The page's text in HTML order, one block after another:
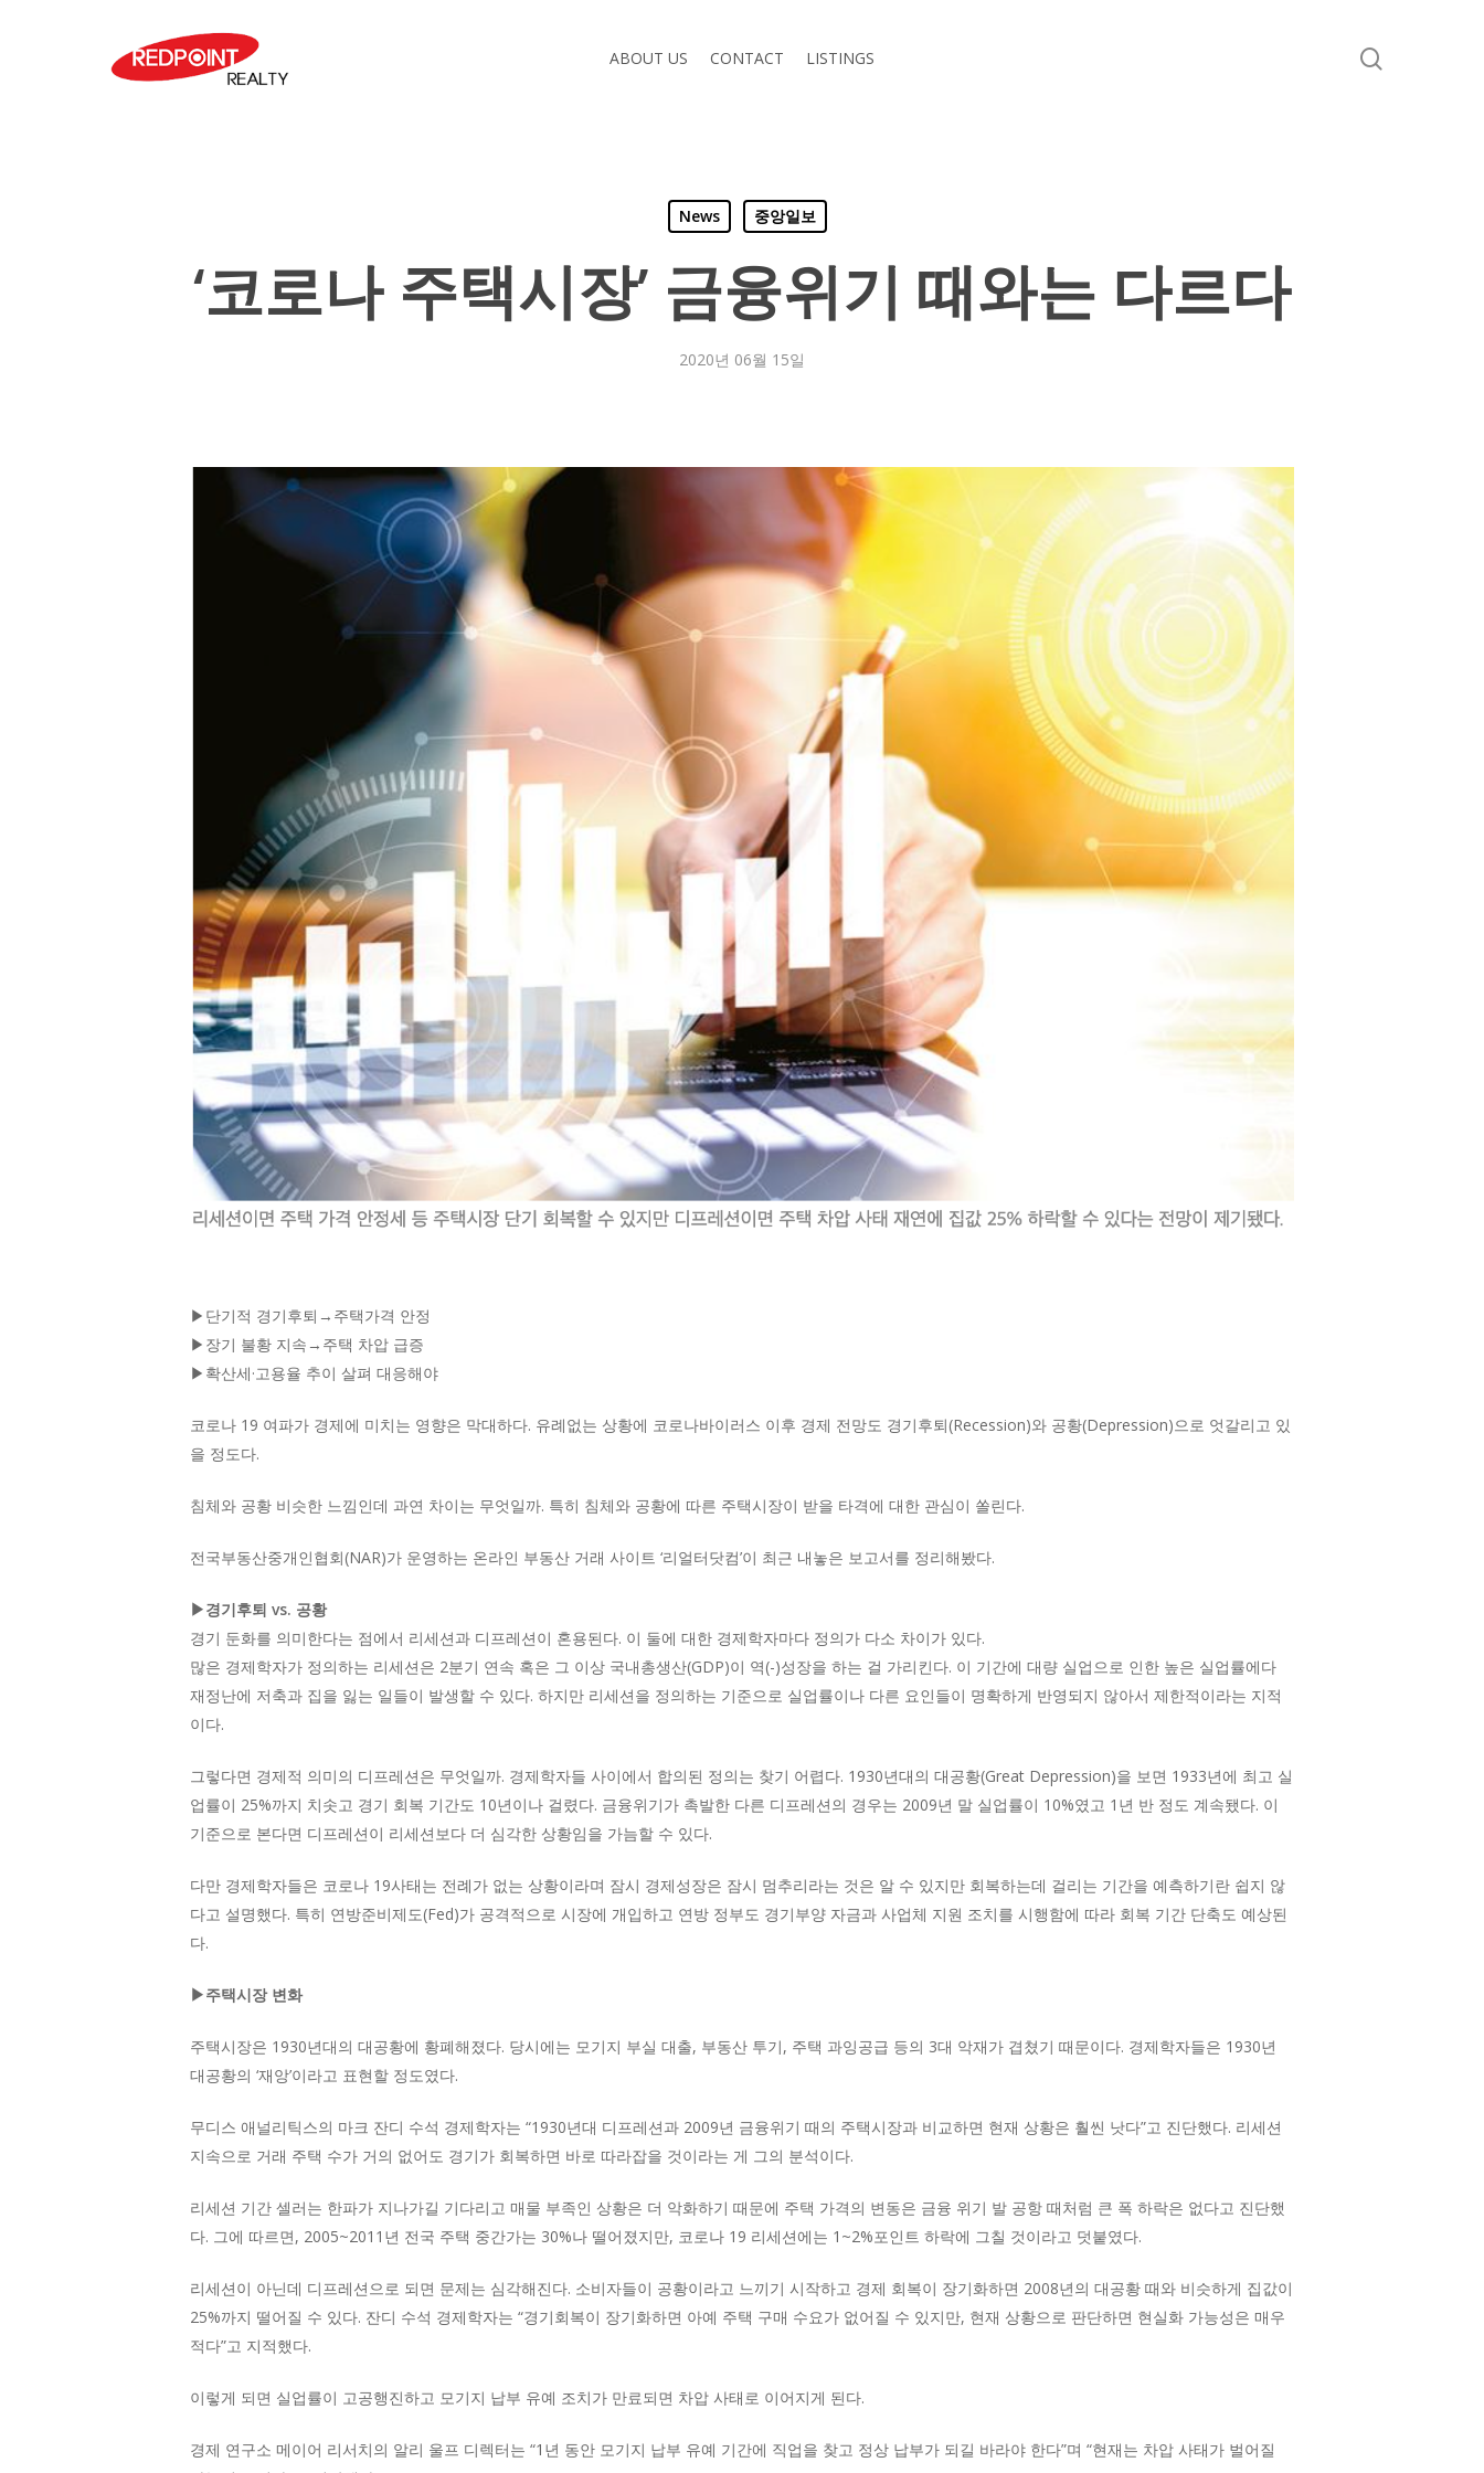
ABOUT US CONTACT LISTINGS
News 중앙일보
‘코로나 주택시장’ 금융위기 때와는 다르다
2020년 06월 15일
▶단기적 경기후퇴→주택가격 안정
▶장기 불황 지속→주택 차압 급증
▶확산세·고용율 추이 살펴 대응해야
코로나 19 여파가 경제에 미치는 영향은 막대하다. 유례없는 상황에 코로나바이러스 이후 경제 전망도 경기후퇴(Recession)와 공황(Depression)으로 엇갈리고 있
을 정도다.
침체와 공황 비슷한 느낌인데 과연 차이는 무엇일까. 특히 침체와 공황에 따른 주택시장이 받을 타격에 대한 관심이 쏠린다.
전국부동산중개인협회(NAR)가 운영하는 온라인 부동산 거래 사이트 ‘리얼터닷컴’이 최근 내놓은 보고서를 정리해봤다.
▶경기후퇴 vs. 공황
경기 둔화를 의미한다는 점에서 리세션과 디프레션이 혼용된다. 이 둘에 대한 경제학자마다 정의가 다소 차이가 있다.
많은 경제학자가 정의하는 리세션은 2분기 연속 혹은 그 이상 국내총생산(GDP)이 역(-)성장을 하는 걸 가리킨다. 이 기간에 대량 실업으로 인한 높은 실업률에다
재정난에 저축과 집을 잃는 일들이 발생할 수 있다. 하지만 리세션을 정의하는 기준으로 실업률이나 다른 요인들이 명확하게 반영되지 않아서 제한적이라는 지적
이다.
그렇다면 경제적 의미의 디프레션은 무엇일까. 경제학자들 사이에서 합의된 정의는 찾기 어렵다. 1930년대의 대공황(Great Depression)을 보면 1933년에 최고 실
업률이 25%까지 치솟고 경기 회복 기간도 10년이나 걸렸다. 금융위기가 촉발한 다른 디프레션의 경우는 2009년 말 실업률이 10%였고 1년 반 정도 계속됐다. 이
기준으로 본다면 디프레션이 리세션보다 더 심각한 상황임을 가늠할 수 있다.
다만 경제학자들은 코로나 19사태는 전례가 없는 상황이라며 잠시 경제성장은 잠시 멈추리라는 것은 알 수 있지만 회복하는데 걸리는 기간을 예측하기란 쉽지 않
다고 설명했다. 특히 연방준비제도(Fed)가 공격적으로 시장에 개입하고 연방 정부도 경기부양 자금과 사업체 지원 조치를 시행함에 따라 회복 기간 단축도 예상된
다.
▶주택시장 변화
주택시장은 1930년대의 대공황에 황폐해졌다. 당시에는 모기지 부실 대출, 부동산 투기, 주택 과잉공급 등의 3대 악재가 겹쳤기 때문이다. 경제학자들은 1930년
대공황의 ‘재앙’이라고 표현할 정도였다.
무디스 애널리틱스의 마크 잔디 수석 경제학자는 “1930년대 디프레션과 2009년 금융위기 때의 주택시장과 비교하면 현재 상황은 훨씬 낫다”고 진단했다. 리세션
지속으로 거래 주택 수가 거의 없어도 경기가 회복하면 바로 따라잡을 것이라는 게 그의 분석이다.
리세션 기간 셀러는 한파가 지나가길 기다리고 매물 부족인 상황은 더 악화하기 때문에 주택 가격의 변동은 금융 위기 발 공항 때처럼 큰 폭 하락은 없다고 진단했
다. 그에 따르면, 2005~2011년 전국 주택 중간가는 30%나 떨어졌지만, 코로나 19 리세션에는 1~2%포인트 하락에 그칠 것이라고 덧붙였다.
리세션이 아닌데 디프레션으로 되면 문제는 심각해진다. 소비자들이 공황이라고 느끼기 시작하고 경제 회복이 장기화하면 2008년의 대공황 때와 비슷하게 집값이
25%까지 떨어질 수 있다. 잔디 수석 경제학자는 “경기회복이 장기화하면 아예 주택 구매 수요가 없어질 수 있지만, 현재 상황으로 판단하면 현실화 가능성은 매우
적다”고 지적했다.
이렇게 되면 실업률이 고공행진하고 모기지 납부 유예 조치가 만료되면 차압 사태로 이어지게 된다.
경제 연구소 메이어 리서치의 알리 울프 디렉터는 “1년 동안 모기지 납부 유예 기간에 직업을 찾고 정상 납부가 되길 바라야 한다”며 “현재는 차압 사태가 벌어질